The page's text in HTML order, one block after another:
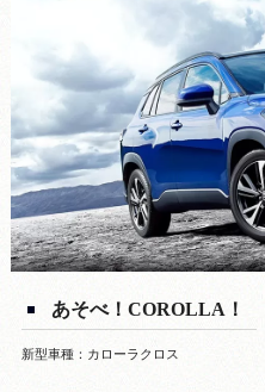
あそべ！COROLLA！
新型車種：カローラクロス